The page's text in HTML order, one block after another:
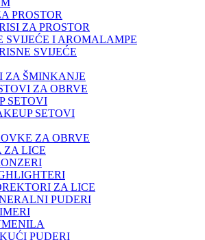
PROSTOR
ZA PROSTOR
SVIJEĆE I AROMALAMPE
SVIJEĆE
ZA ŠMINKANJE
ZA OBRVE
SETOVI
SETOVI
ZA OBRVE
ZA LICE
ZA LICE
PUDERI
PUDERI